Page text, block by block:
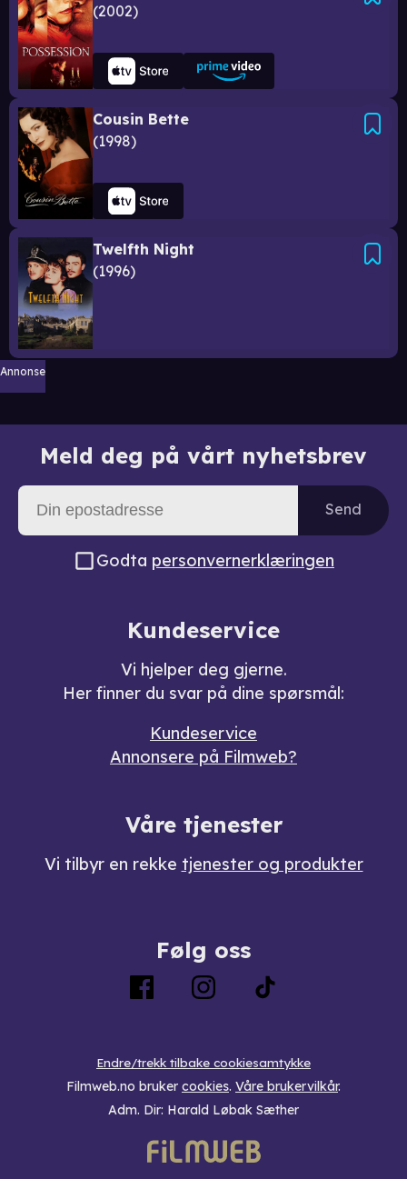
2002
Cousin Bette
1998
Twelfth Night
1996
Annonse
Meld deg på vårt nyhetsbrev
Send
Godta personvernerklæringen
Kundeservice
Vi hjelper deg gjerne.
Her finner du svar på dine spørsmål:
Kundeservice
Annonsere på Filmweb?
Våre tjenester
Vi tilbyr en rekke tjenester og produkter
Følg oss
Endre/trekk tilbake cookiesamtykke
Filmweb.no bruker cookies. Våre brukervilkår.
Adm. Dir: Harald Løbak Sæther